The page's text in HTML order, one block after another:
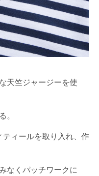
天竺ジャージーを使
。
ティールを取り入れ、作
なくパッチワークに